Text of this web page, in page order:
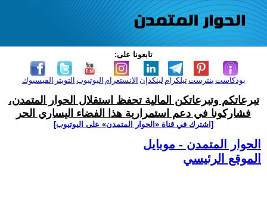
تابعونا على:
الفيسبوك التويتر اليوتيوب الانستغرام لينكدإن تيلكرامبنترست بودكاست
تبرعاتكم وتبرعاتكن المالية تحفظ استقلال الحوار المتمدن،
فشاركونا في دعم استمرارية هذا الفضاء اليساري الحر
[اشترك في قناة ‫«الحوار المتمدن» على اليوتيوب]
الحوار المتمدن - موبايل
الموقع الرئيسي